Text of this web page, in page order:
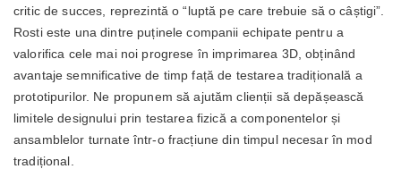
critic de succes, reprezintă o “luptă pe care trebuie să o câștigi”.
Rosti este una dintre puținele companii echipate pentru a
valorifica cele mai noi progrese în imprimarea 3D, obținând
avantaje semnificative de timp față de testarea tradițională a
prototipurilor. Ne propunem să ajutăm clienții să depășească
limitele designului prin testarea fizică a componentelor și
ansamblelor turnate într-o fracțiune din timpul necesar în mod
tradițional.